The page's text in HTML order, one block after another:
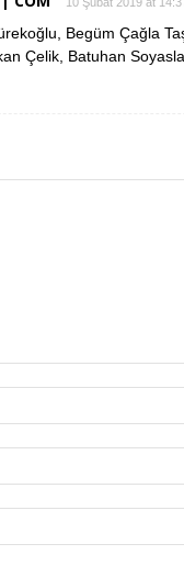
Begüm Çağla
Çelik, Batuhan